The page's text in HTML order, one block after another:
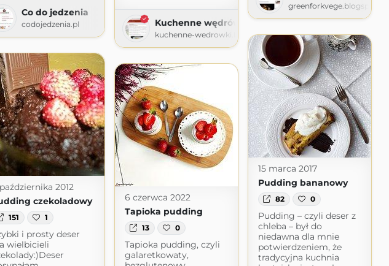
Co do jedzenia
codojedzenia.pl Kuchenne wędrówki Shinju
kuchenne-wedrowki.blogspot.com
15 marca 2017
Pudding bananowy
82 0
Pudding – czyli deser z
chleba – był do
niedawna dla mnie
potwierdzeniem, że
tradycyjna kuchnia
2012
czekoladowy
151 1
i prosty deser
wielbicieli
6 czerwca 2022
Tapioka pudding
13 0
Tapioka pudding, czyli
galaretkowaty,